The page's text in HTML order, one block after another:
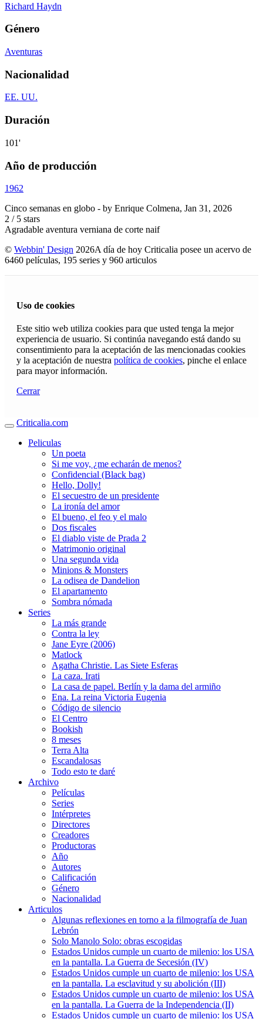
Richard Haydn
Género
Aventuras
Nacionalidad
EE. UU.
Duración
101'
Año de producción
1962
Cinco semanas en globo - by Enrique Colmena, Jan 31, 2026
2 / 5 stars
Agradable aventura verniana de corte naif
© Webbin' Design 2026A día de hoy Criticalia posee un acervo de
6460 películas, 195 series y 960 articulos
Uso de cookies
Este sitio web utiliza cookies para que usted tenga la mejor
experiencia de usuario. Si continúa navegando está dando su
consentimiento para la aceptación de las mencionadas cookies
y la aceptación de nuestra política de cookies, pinche el enlace
para mayor información.
Cerrar
Criticalia.com
Peliculas
Un poeta
Si me voy, ¿me echarán de menos?
Confidencial (Black bag)
Hello, Dolly!
El secuestro de un presidente
La ironía del amor
El bueno, el feo y el malo
Dos fiscales
El diablo viste de Prada 2
Matrimonio original
Una segunda vida
Minions & Monsters
La odisea de Dandelion
El apartamento
Sombra nómada
Series
La más grande
Contra la ley
Jane Eyre (2006)
Matlock
Agatha Christie. Las Siete Esferas
La caza. Irati
La casa de papel. Berlín y la dama del armiño
Ena. La reina Victoria Eugenia
Código de silencio
El Centro
Bookish
8 meses
Terra Alta
Escandalosas
Todo esto te daré
Archivo
Películas
Series
Intérpretes
Directores
Creadores
Productoras
Año
Autores
Calificación
Género
Nacionalidad
Articulos
Algunas reflexiones en torno a la filmografía de Juan
Lebrón
Solo Manolo Solo: obras escogidas
Estados Unidos cumple un cuarto de milenio: los USA
en la pantalla. La Guerra de Secesión (IV)
Estados Unidos cumple un cuarto de milenio: los USA
en la pantalla. La esclavitud y su abolición (III)
Estados Unidos cumple un cuarto de milenio: los USA
en la pantalla. La Guerra de la Independencia (II)
Estados Unidos cumple un cuarto de milenio: los USA